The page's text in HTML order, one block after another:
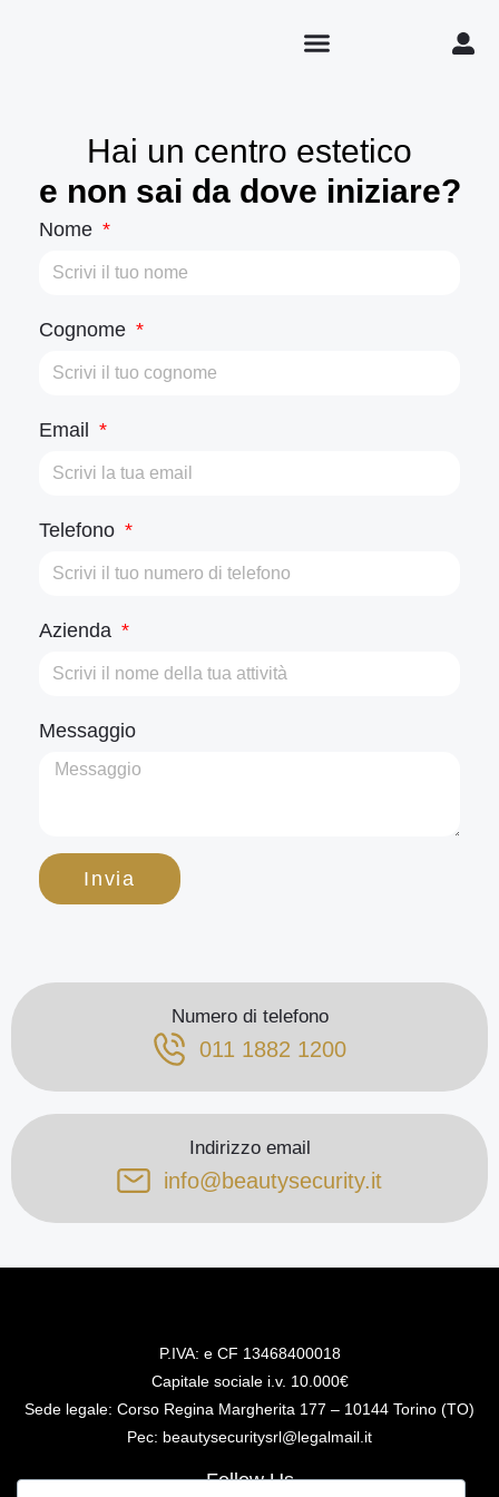
Hai un centro estetico
e non sai da dove iniziare?
Nome
Cognome
Email
Telefono
Azienda
Messaggio
Invia
Numero di telefono
011 1882 1200
Indirizzo email
info@beautysecurity.it
P.IVA: e CF 13468400018
Capitale sociale i.v. 10.000€
Sede legale: Corso Regina Margherita 177 – 10144 Torino (TO)
Pec: beautysecuritysrl@legalmail.it
Follow Us